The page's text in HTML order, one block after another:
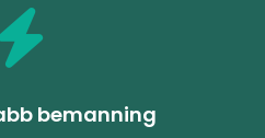
bemanning